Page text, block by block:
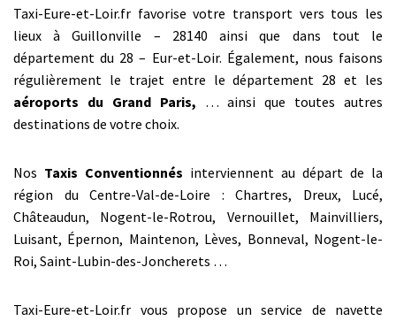
Taxi-Eure-et-Loir.fr favorise votre transport vers tous les
lieux à Guillonville – 28140 ainsi que dans tout le
département du 28 – Eur-et-Loir. Également, nous faisons
régulièrement le trajet entre le département 28 et les
aéroports du Grand Paris, … ainsi que toutes autres
destinations de votre choix.
Nos Taxis Conventionnés interviennent au départ de la
région du Centre-Val-de-Loire : Chartres, Dreux, Lucé,
Châteaudun, Nogent-le-Rotrou, Vernouillet, Mainvilliers,
Luisant, Épernon, Maintenon, Lèves, Bonneval, Nogent-le-
Roi, Saint-Lubin-des-Joncherets …
Taxi-Eure-et-Loir.fr vous propose un service de navette